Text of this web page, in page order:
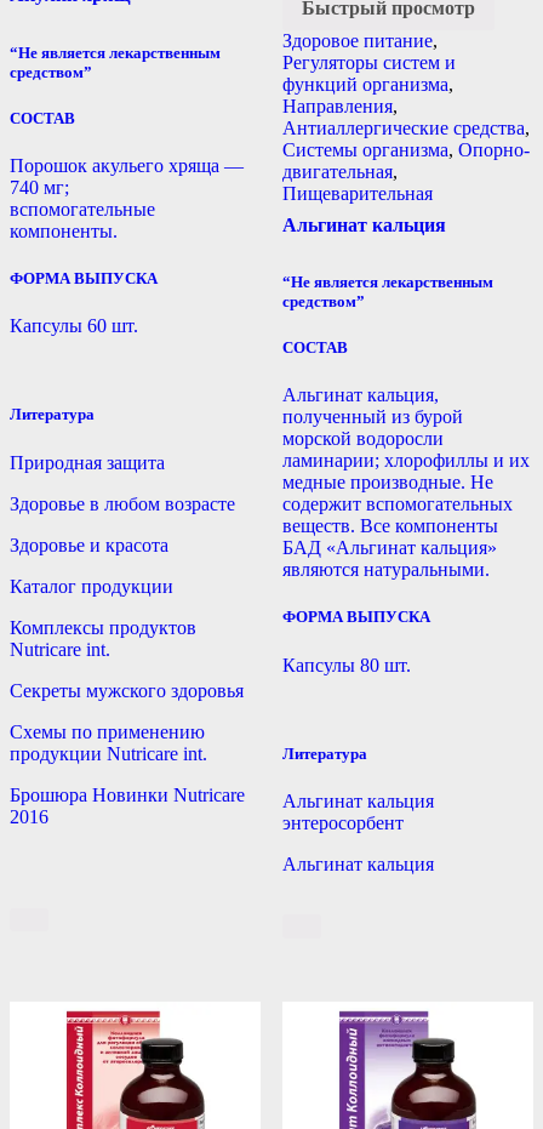
“Не является лекарственным
средством”
СОСТАВ
Порошок акульего хряща —
740 мг;
вспомогательные
компоненты.
ФОРМА ВЫПУСКА
Капсулы 60 шт.
Литература
Природная защита
Здоровье в любом возрасте
Здоровье и красота
Каталог продукции
Комплексы продуктов
Nutricare int.
Секреты мужского здоровья
Схемы по применению
продукции Nutricare int.
Брошюра Новинки Nutricare
2016
Быстрый просмотр
Здоровое питание,
Регуляторы систем и
функций организма,
Направления,
Антиаллергические средства,
Системы организма, Опорно-
двигательная,
Пищеварительная
Альгинат кальция
“Не является лекарственным
средством”
СОСТАВ
Альгинат кальция,
полученный из бурой
морской водоросли
ламинарии; хлорофиллы и их
медные производные. Не
содержит вспомогательных
веществ. Все компоненты
БАД «Альгинат кальция»
являются натуральными.
ФОРМА ВЫПУСКА
Капсулы 80 шт.
Литература
Альгинат кальция
энтеросорбент
Альгинат кальция